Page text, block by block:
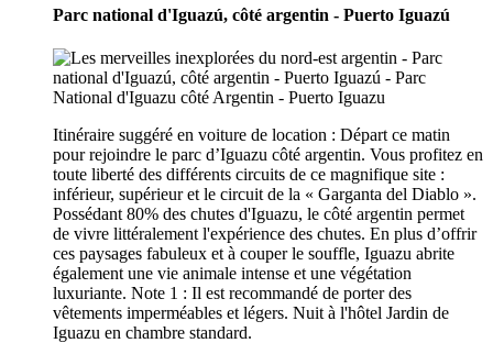
Parc national d'Iguazú, côté argentin - Puerto Iguazú
Itinéraire suggéré en voiture de location : Départ ce matin
pour rejoindre le parc d’Iguazu côté argentin. Vous profitez en
toute liberté des différents circuits de ce magnifique site :
inférieur, supérieur et le circuit de la « Garganta del Diablo ».
Possédant 80% des chutes d'Iguazu, le côté argentin permet
de vivre littéralement l'expérience des chutes. En plus d’offrir
ces paysages fabuleux et à couper le souffle, Iguazu abrite
également une vie animale intense et une végétation
luxuriante. Note 1 : Il est recommandé de porter des
vêtements imperméables et légers. Nuit à l'hôtel Jardin de
Iguazu en chambre standard.